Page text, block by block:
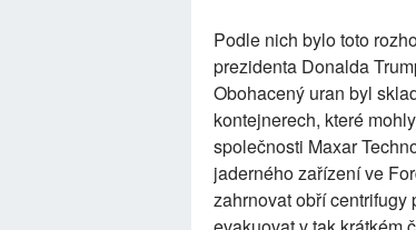
Podle nich bylo toto
prezidenta Donalda
Obohacený uran byl
kontejnerech, které
společnosti Maxar
jaderného zařízení ve
zahrnovat obří